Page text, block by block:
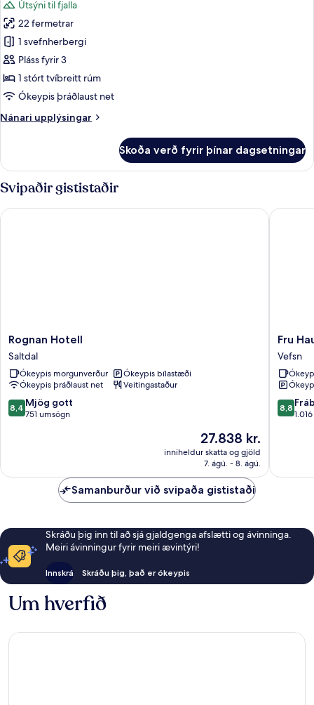
myndir
fyrir
Standard-
herbergi
með
tvíbreiðu
-
Útsýni til fjalla
22 fermetrar
1 svefnherbergi
Pláss fyrir 3
1 stórt tvíbreitt rúm
Ókeypis þráðlaust net
Nánari upplýsingar
Nánari
herbergi
með
tvíbreiðu
rúmi
-
Skoða verð fyrir þínar dagsetningar
Svipaðir gististaðir
Rognan
Hotell
Saltdal
Rognan Hotell
Saltdal
Ókeypis morgunverður
Ókeypis bílastæði
Ókeypis þráðlaust net
Veitingastaður
8.4
af
umsögn
8,4 Mjög gott
751 umsögn
Verðið
27.838 kr.
27.838 kr.
inniheldur skatta og gjöld
7. ágú. - 8. ágú.
Rognan Hotell
Fru
Hotel
Vefsn
Fru
Vefsn
8.8
af
8,8
Fru
Samanburður við svipaða gististaði
Skráðu þig inn til að sjá gjaldgenga afslætti og ávinninga.
Meiri ávinningur fyrir meiri ævintýri!
Innskrá Skráðu þig, það er ókeypis
Um hverfið